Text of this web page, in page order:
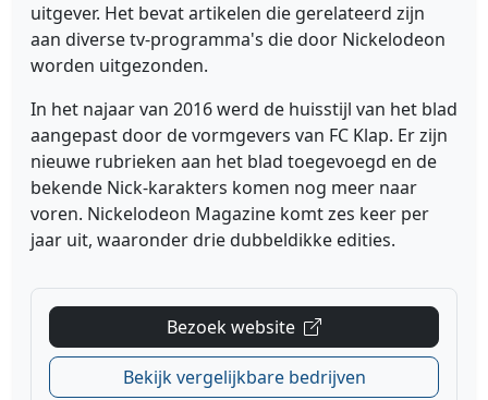
uitgever. Het bevat artikelen die gerelateerd zijn
aan diverse tv-programma's die door Nickelodeon
worden uitgezonden.
In het najaar van 2016 werd de huisstijl van het blad
aangepast door de vormgevers van FC Klap. Er zijn
nieuwe rubrieken aan het blad toegevoegd en de
bekende Nick-karakters komen nog meer naar
voren. Nickelodeon Magazine komt zes keer per
jaar uit, waaronder drie dubbeldikke edities.
Bezoek website
Bekijk vergelijkbare bedrijven